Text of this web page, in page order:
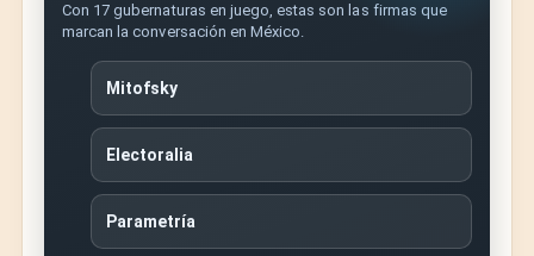
Con 17 gubernaturas en juego, estas son las firmas que
marcan la conversación en México.
Mitofsky
Electoralia
Parametría